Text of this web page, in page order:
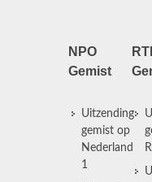
NPO
Gemist
Uitzending
gemist op
Nederland
1